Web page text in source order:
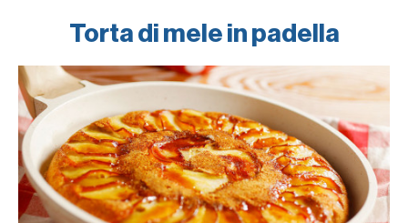
Torta di mele in padella